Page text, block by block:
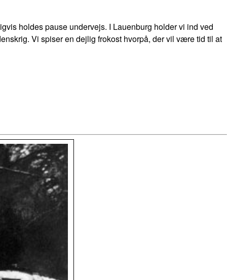
holdes pause undervejs. I Lauenburg holder vi ind ved
Vi spiser en dejlig frokost hvorpå, der vil være tid til at